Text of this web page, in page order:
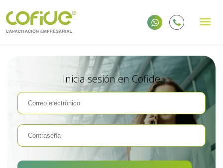
Inicia sesión en Cofide